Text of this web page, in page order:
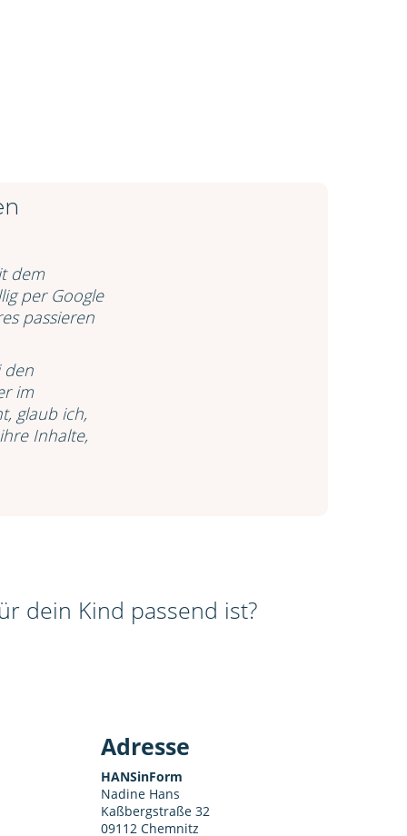
dem
per Google
passieren
den
im
glaub ich,
Inhalte,
dein Kind passend ist?
Adresse
HANSinForm
Nadine Hans
Kaßbergstraße 32
09112 Chemnitz